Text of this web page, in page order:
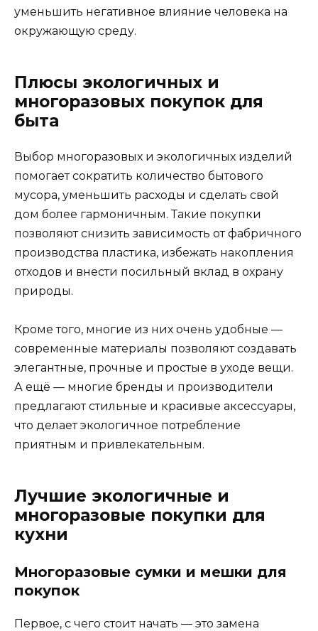
уменьшить негативное влияние человека на
окружающую среду.
Плюсы экологичных и
многоразовых покупок для
быта
Выбор многоразовых и экологичных изделий
помогает сократить количество бытового
мусора, уменьшить расходы и сделать свой
дом более гармоничным. Такие покупки
позволяют снизить зависимость от фабричного
производства пластика, избежать накопления
отходов и внести посильный вклад в охрану
природы.
Кроме того, многие из них очень удобные —
современные материалы позволяют создавать
элегантные, прочные и простые в уходе вещи.
А ещё — многие бренды и производители
предлагают стильные и красивые аксессуары,
что делает экологичное потребление
приятным и привлекательным.
Лучшие экологичные и
многоразовые покупки для
кухни
Многоразовые сумки и мешки для
покупок
Первое, с чего стоит начать — это замена